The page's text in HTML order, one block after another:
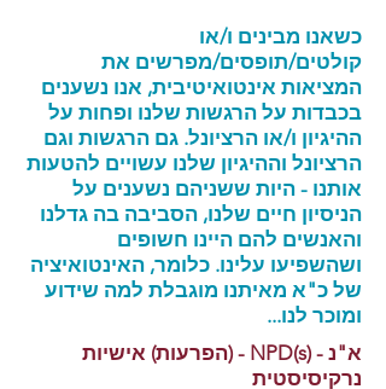
כשאנו מבינים ו/או
קולטים/תופסים/מפרשים את
המציאות אינטואיטיבית, אנו נשענים
בכבדות על הרגשות שלנו ופחות על
ההיגיון ו/או הרציונל. גם הרגשות וגם
הרציונל וההיגיון שלנו עשויים להטעות
אותנו - היות ששניהם נשענים על
הניסיון חיים שלנו, הסביבה בה גדלנו
והאנשים להם היינו חשופים
ושהשפיעו עלינו. כלומר, האינטואיציה
של כ"א מאיתנו מוגבלת למה שידוע
ומוכר לנו...
א"נ - (NPD(s - (הפרעות) אישיות
נרקיסיסטית